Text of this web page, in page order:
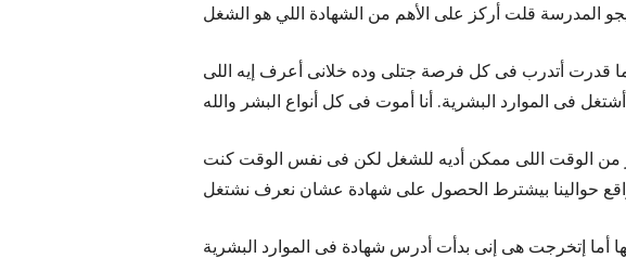
قدرت أتدرب فى كل فرصة جتلى وده خلانى أعرف إيه اللى
من الوقت اللى ممكن أديه للشغل لكن فى نفس الوقت كنت
أما إتخرجت هى إنى بدأت أدرس شهادة فى الموارد البشرية